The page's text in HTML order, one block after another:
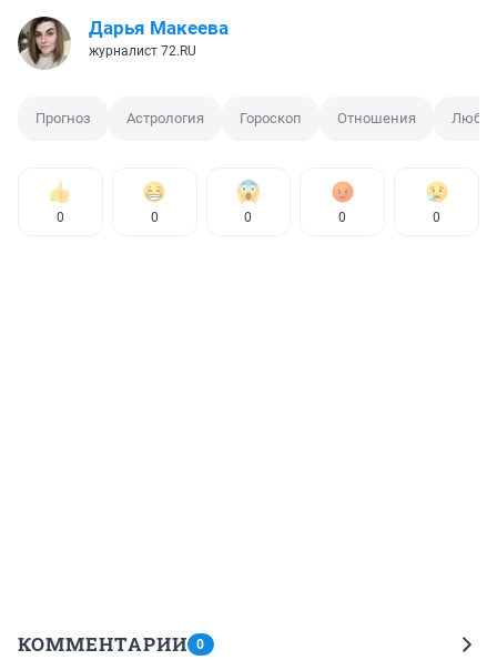
Дарья Макеева
журналист 72.RU
Прогноз Астрология Гороскоп Отношения
0 0 0 0 0
КОММЕНТАРИИ 0